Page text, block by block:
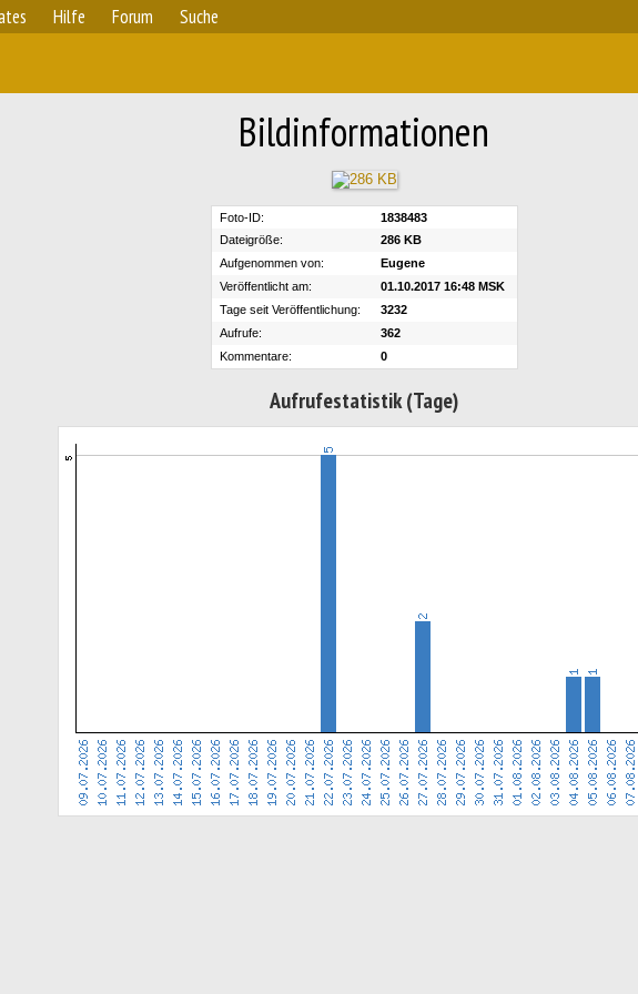
Hilfe Forum Suche
Bildinformationen
Foto-ID:
1838483
Dateigröße:
286 KB
Aufgenommen von:
Eugene
Veröffentlicht am:
01.10.2017 16:48 MSK
Tage seit Veröffentlichung:
3232
Aufrufe:
362
Kommentare:
0
Aufrufestatistik (Tage)